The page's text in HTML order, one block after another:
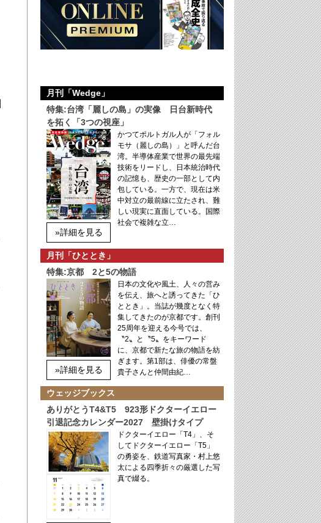
月刊「Wedge」
特集:台湾「麗しの島」の実像 日台新時代
を拓く「3つの視座」
»詳細を見る
かつてポルトガル人が「フォル
モサ（麗しの島）」と呼んだ台
湾。半導体産業で世界の最先端
技術をリードし、日本統治時代
の記憶も、歴史の一部として内
包している。一方で、現在は米
中対立の最前線に立たされ、難
しい現実に直面している。国際
社会で複雑な立…
月刊「ひととき」
特集:京都 2と5の物語
»詳細を見る
日本の文化や風土、人々の営み
を伝え、旅へと誘ってきた「ひ
ととき」。当誌が幾度となく特
集してきたのが京都です。創刊
25周年を迎える今号では、
〝2〟と〝5〟をキーワード
に、京都で新たな旅の物語を紡
ぎます。第1部は、俳優の常盤
貴子さんと仲間由紀…
ウェッジブックス
ありがとうT4&T5 923形ドクターイエロー
引退記念カレンダー2027 壁掛けタイプ
ドクターイエロー「T4」、そ
してドクターイエロー「T5」
の勇姿を、鉄道写真家・村上悠
太による四季折々の厳選した写
真で綴る。